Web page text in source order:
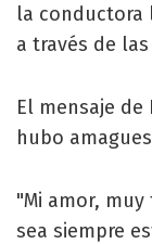
la conductora
a través de
El mensaje
hubo
"Mi amor,
sea siempre